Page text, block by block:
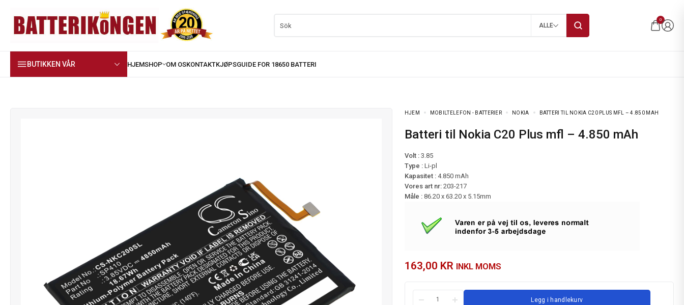
ALLE
0
BUTIKKEN VÅR
HJEM MOBILTELEFON - BATTERIER NOKIA BATTERI TIL NOKIA C20 PLUS MFL – 4.850 MAH
Batteri til Nokia C20 Plus mfl – 4.850 mAh
Volt :3.85
Type : Li-pl
Kapasitet : 4.850 mAh
Vores art nr: 203-217
Måle : 86.20 x 63.20 x 5.15mm
163,00 KR INKL MOMS
Legg i handlekurv